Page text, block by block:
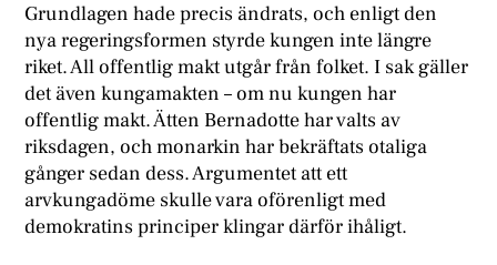
Grundlagen hade precis ändrats, och enligt den
nya regeringsformen styrde kungen inte längre
riket. All offentlig makt utgår från folket. I sak gäller
det även kungamakten – om nu kungen har
offentlig makt. Ätten Bernadotte har valts av
riksdagen, och monarkin har bekräftats otaliga
gånger sedan dess. Argumentet att ett
arvkungadöme skulle vara oförenligt med
demokratins principer klingar därför ihåligt.